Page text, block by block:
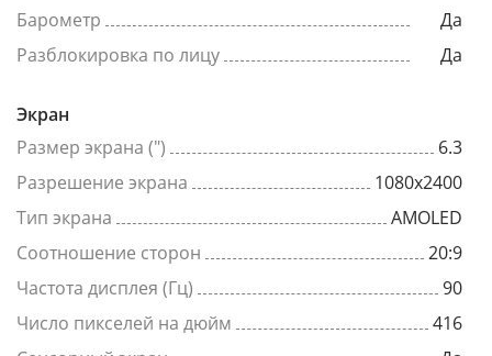
Барометр
Да
Разблокировка по лицу
Да
Экран
Размер экрана (")
6.3
Разрешение экрана
1080x2400
Тип экрана
AMOLED
Соотношение сторон
20:9
Частота дисплея (Гц)
90
Число пикселей на дюйм
416